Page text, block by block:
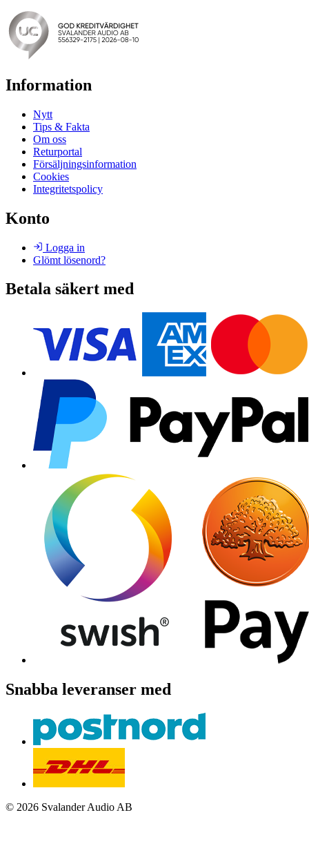
Information
Nytt
Tips & Fakta
Om oss
Returportal
Försäljningsinformation
Cookies
Integritetspolicy
Konto
Logga in
Glömt lösenord?
Betala säkert med
Snabba leveranser med
© 2026 Svalander Audio AB